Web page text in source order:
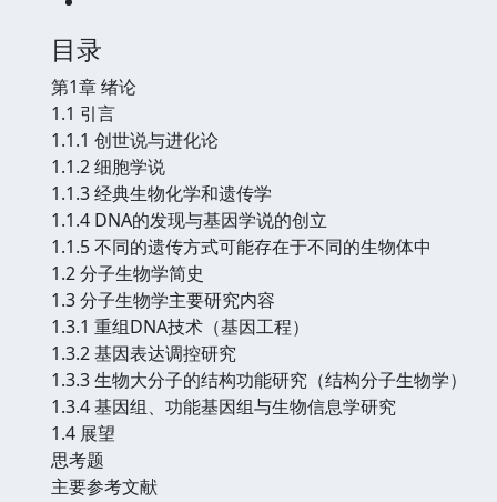
目录
第1章 绪论
1.1 引言
1.1.1 创世说与进化论
1.1.2 细胞学说
1.1.3 经典生物化学和遗传学
1.1.4 DNA的发现与基因学说的创立
1.1.5 不同的遗传方式可能存在于不同的生物体中
1.2 分子生物学简史
1.3 分子生物学主要研究内容
1.3.1 重组DNA技术（基因工程）
1.3.2 基因表达调控研究
1.3.3 生物大分子的结构功能研究（结构分子生物学）
1.3.4 基因组、功能基因组与生物信息学研究
1.4 展望
思考题
主要参考文献